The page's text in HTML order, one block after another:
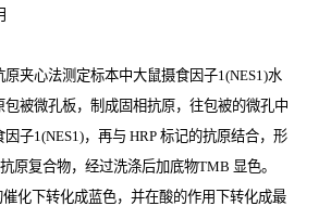
夹心法测定标本中大鼠摄食因子1(NES1)水
包被微孔板，制成固相抗原，往包被的微孔中
子1(NES1)，再与 HRP 标记的抗原结合，形
原复合物，经过洗涤后加底物TMB 显色。
催化下转化成蓝色，并在酸的作用下转化成最